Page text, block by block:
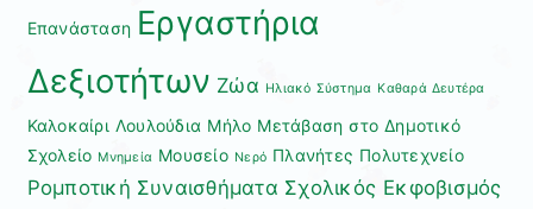
Επανάσταση Εργαστήρια
Δεξιοτήτων Ζώα Ηλιακό Σύστημα Καθαρά Δευτέρα
Καλοκαίρι Λουλούδια Μήλο Μετάβαση στο Δημοτικό
Σχολείο Μνημεία Μουσείο Νερό Πλανήτες Πολυτεχνείο
Ρομποτική Συναισθήματα Σχολικός Εκφοβισμός